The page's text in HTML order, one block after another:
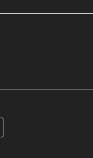
erstelle im nächsten